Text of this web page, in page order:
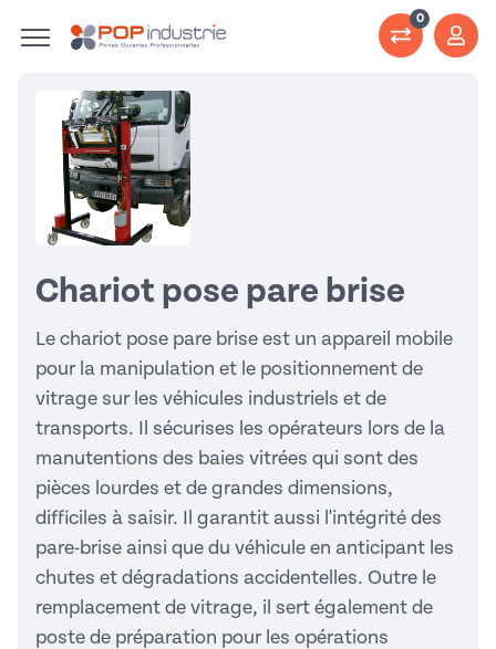
0
Chariot pose pare brise
Le chariot pose pare brise est un appareil mobile
pour la manipulation et le positionnement de
vitrage sur les véhicules industriels et de
transports. Il sécurises les opérateurs lors de la
manutentions des baies vitrées qui sont des
pièces lourdes et de grandes dimensions,
difficiles à saisir. Il garantit aussi l'intégrité des
pare-brise ainsi que du véhicule en anticipant les
chutes et dégradations accidentelles. Outre le
remplacement de vitrage, il sert également de
poste de préparation pour les opérations